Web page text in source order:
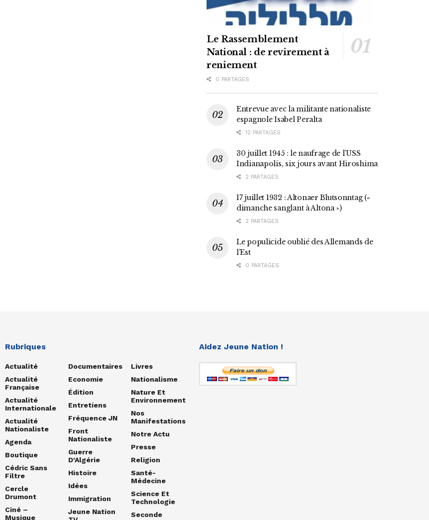
Le Rassemblement
National : de revirement à
reniement
0 PARTAGES
Entrevue avec la militante nationaliste
espagnole Isabel Peralta
12 PARTAGES
30 juillet 1945 : le naufrage de l’USS
Indianapolis, six jours avant Hiroshima
2 PARTAGES
17 juillet 1932 : Altonaer Blutsonntag («
dimanche sanglant à Altona »)
2 PARTAGES
Le populicide oublié des Allemands de
l’Est
0 PARTAGES
Rubriques
Actualité
Actualité
Française
Actualité
Internationale
Actualité
Nationaliste
Agenda
Boutique
Cédric Sans
Filtre
Cercle
Drumont
Ciné –
Musique
Documentaires
Economie
Édition
Entretiens
Fréquence JN
Front
Nationaliste
Guerre
D'Algérie
Histoire
Idées
Immigration
Jeune Nation
Livres
Nationalisme
Nature Et
Environnement
Nos
Manifestations
Notre Actu
Presse
Religion
Santé-
Médecine
Science Et
Technologie
Seconde
Aidez Jeune Nation !